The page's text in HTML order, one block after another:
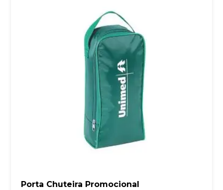
Porta Chuteira Promocional